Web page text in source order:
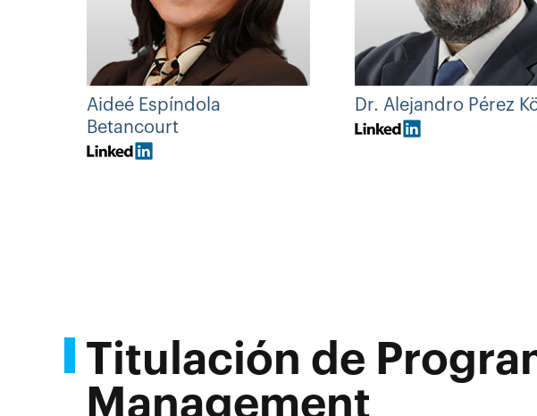
Aideé Espíndola
Betancourt
Dr. Alejandro Pérez
Titulación de
Management